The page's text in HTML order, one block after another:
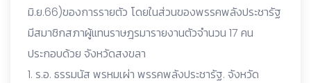
มิ.ย.66)ของการรายตัว โดยในส่วนของพรรคพลังประชารัฐ
มีสมาชิกสภาผู้แทนราษฎรมารายงานตัวจำนวน 17 คน
ประกอบด้วย จังหวัดสงขลา
1. ร.อ. ธรรมนัส พรหมเผ่า พรรคพลังประชารัฐ. จังหวัด